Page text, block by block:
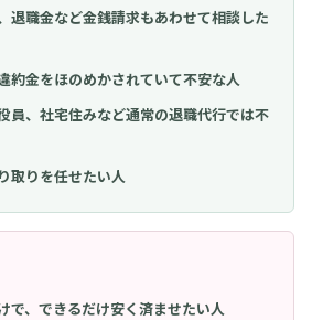
退職金など金銭請求もあわせて相談した
約金をほのめかされていて不安な人
員、社宅住みなど通常の退職代行では不
取りを任せたい人
で、できるだけ安く済ませたい人